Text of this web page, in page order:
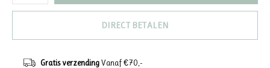
DIRECT BETALEN
Gratis verzendingVanaf €70,-